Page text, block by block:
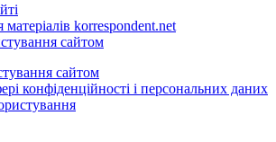
korrespondent.net
сайтом
сайтом
конфіденційності і персональних даних